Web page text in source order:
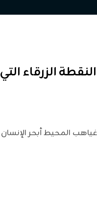
الزرقاء التي
المحيط أبحر الإنسان